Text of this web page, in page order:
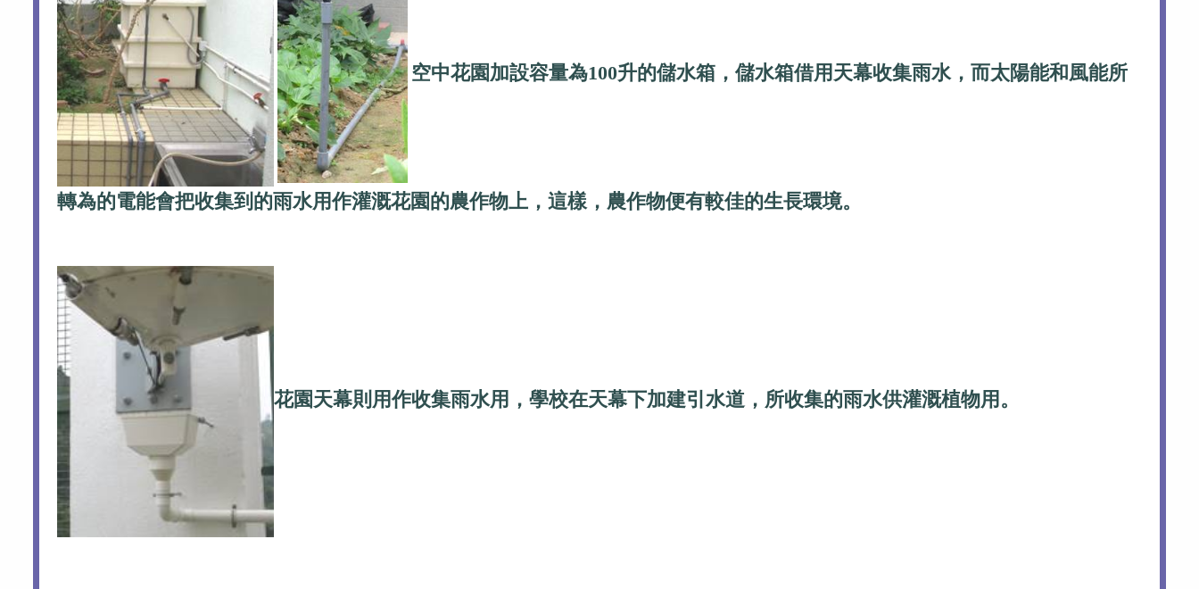
空中花園加設容量為100升的儲水箱，儲水箱借用天幕收集雨水，而太陽能和風能所
轉為的電能會把收集到的雨水用作灌溉花園的農作物上，這樣，農作物便有較佳的生長環境。
花園天幕則用作收集雨水用，學校在天幕下加建引水道，所收集的雨水供灌溉植物用。